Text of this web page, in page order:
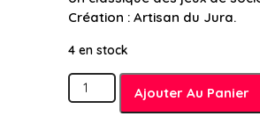
Création : Artisan du Jura.
4 en stock
quantité
de
Ajouter Au Panier